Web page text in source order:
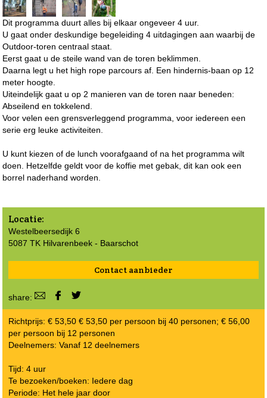
Dit programma duurt alles bij elkaar ongeveer 4 uur.
U gaat onder deskundige begeleiding 4 uitdagingen aan waarbij de
Outdoor-toren centraal staat.
Eerst gaat u de steile wand van de toren beklimmen.
Daarna legt u het high rope parcours af. Een hindernis-baan op 12
meter hoogte.
Uiteindelijk gaat u op 2 manieren van de toren naar beneden:
Abseilend en tokkelend.
Voor velen een grensverleggend programma, voor iedereen een
serie erg leuke activiteiten.
U kunt kiezen of de lunch voorafgaand of na het programma wilt
doen. Hetzelfde geldt voor de koffie met gebak, dit kan ook een
borrel naderhand worden.
Locatie:
Westelbeersedijk 6
5087 TK Hilvarenbeek - Baarschot
Contact aanbieder
share:
Richtprijs: € 53,50 € 53,50 per persoon bij 40 personen; € 56,00
per persoon bij 12 personen
Deelnemers: Vanaf 12 deelnemers
Tijd: 4 uur
Te bezoeken/boeken: Iedere dag
Periode: Het hele jaar door